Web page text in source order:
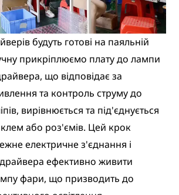
будуть готові на паяльній
прикріплюємо плату до лампи
що відповідає за
та контроль струму до
вирівнюється та під'єднується
або роз'ємів. Цей крок
електричне з'єднання і
драйвера ефективно живити
фари, що призводить до